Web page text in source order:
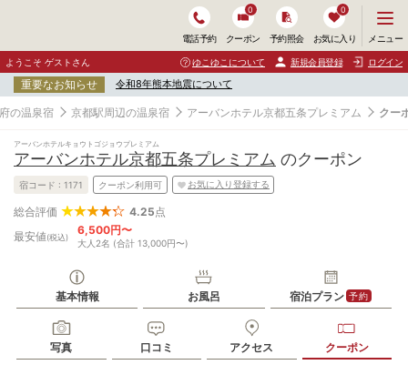
電話予約 クーポン
0
予約照会 お気に入り
0
ニ
ュ
ー
開
く
メニュー
ようこそ ゲストさん ゆこゆこについて 新規会員登録 ログイン
重要なお知らせ 令和8年熊本地震について
の温泉宿 京都駅周辺の温泉宿 アーバンホテル京都五条プレミアム クー
アーバンホテルキョウトゴジョウプレミアム
アーバンホテル京都五条プレミアム のクーポン
宿コード : 1171 クーポン利用可 お気に入り登録する
総合評価 4.25 点
最安値(税込)
6,500円〜
大人2名 (合計 13,000円〜)
基本情報 お風呂 宿泊プラン 予約
写真 口コミ アクセス クーポン